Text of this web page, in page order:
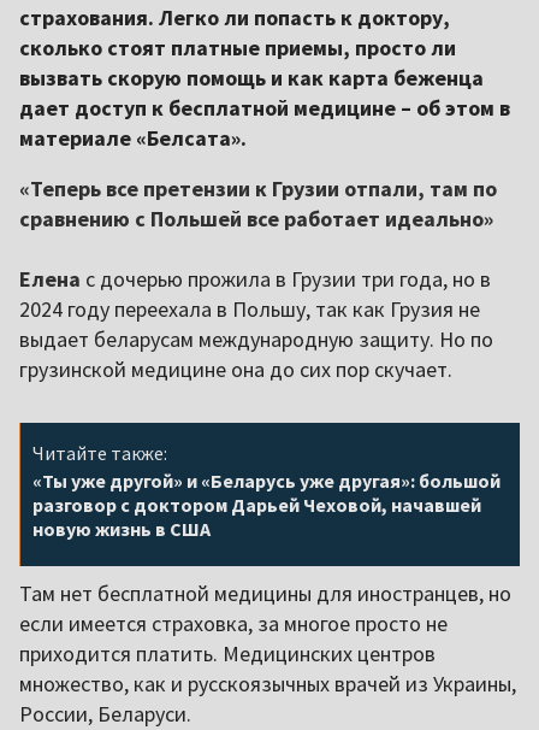
страхования. Легко ли попасть к доктору,
сколько стоят платные приемы, просто ли
вызвать скорую помощь и как карта беженца
дает доступ к бесплатной медицине – об этом в
материале «Белсата».
«Теперь все претензии к Грузии отпали, там по
сравнению с Польшей все работает идеально»
Елена с дочерью прожила в Грузии три года, но в
2024 году переехала в Польшу, так как Грузия не
выдает беларусам международную защиту. Но по
грузинской медицине она до сих пор скучает.
Читайте также:
«Ты уже другой» и «Беларусь уже другая»: большой
разговор с доктором Дарьей Чеховой, начавшей
новую жизнь в США
Там нет бесплатной медицины для иностранцев, но
если имеется страховка, за многое просто не
приходится платить. Медицинских центров
множество, как и русскоязычных врачей из Украины,
России, Беларуси.